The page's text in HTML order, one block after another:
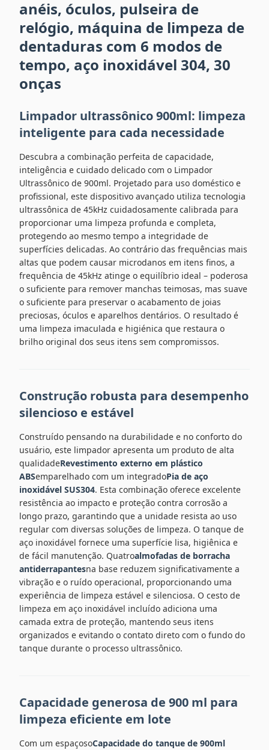
anéis, óculos, pulseira de
relógio, máquina de limpeza de
dentaduras com 6 modos de
tempo, aço inoxidável 304, 30
onças
Limpador ultrassônico 900ml: limpeza
inteligente para cada necessidade
Descubra a combinação perfeita de capacidade,
inteligência e cuidado delicado com o Limpador
Ultrassônico de 900ml. Projetado para uso doméstico e
profissional, este dispositivo avançado utiliza tecnologia
ultrassônica de 45kHz cuidadosamente calibrada para
proporcionar uma limpeza profunda e completa,
protegendo ao mesmo tempo a integridade de
superfícies delicadas. Ao contrário das frequências mais
altas que podem causar microdanos em itens finos, a
frequência de 45kHz atinge o equilíbrio ideal – poderosa
o suficiente para remover manchas teimosas, mas suave
o suficiente para preservar o acabamento de joias
preciosas, óculos e aparelhos dentários. O resultado é
uma limpeza imaculada e higiénica que restaura o
brilho original dos seus itens sem compromissos.
Construção robusta para desempenho
silencioso e estável
Construído pensando na durabilidade e no conforto do
usuário, este limpador apresenta um produto de alta
qualidadeRevestimento externo em plástico
ABSemparelhado com um integradoPia de aço
inoxidável SUS304. Esta combinação oferece excelente
resistência ao impacto e proteção contra corrosão a
longo prazo, garantindo que a unidade resista ao uso
regular com diversas soluções de limpeza. O tanque de
aço inoxidável fornece uma superfície lisa, higiênica e
de fácil manutenção. Quatroalmofadas de borracha
antiderrapantesna base reduzem significativamente a
vibração e o ruído operacional, proporcionando uma
experiência de limpeza estável e silenciosa. O cesto de
limpeza em aço inoxidável incluído adiciona uma
camada extra de proteção, mantendo seus itens
organizados e evitando o contato direto com o fundo do
tanque durante o processo ultrassônico.
Capacidade generosa de 900 ml para
limpeza eficiente em lote
Com um espaçosoCapacidade do tanque de 900ml